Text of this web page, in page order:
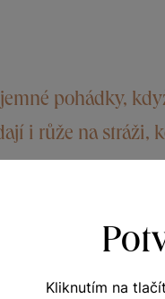
pohádky,
i růže na stráži,
Kliknutím na